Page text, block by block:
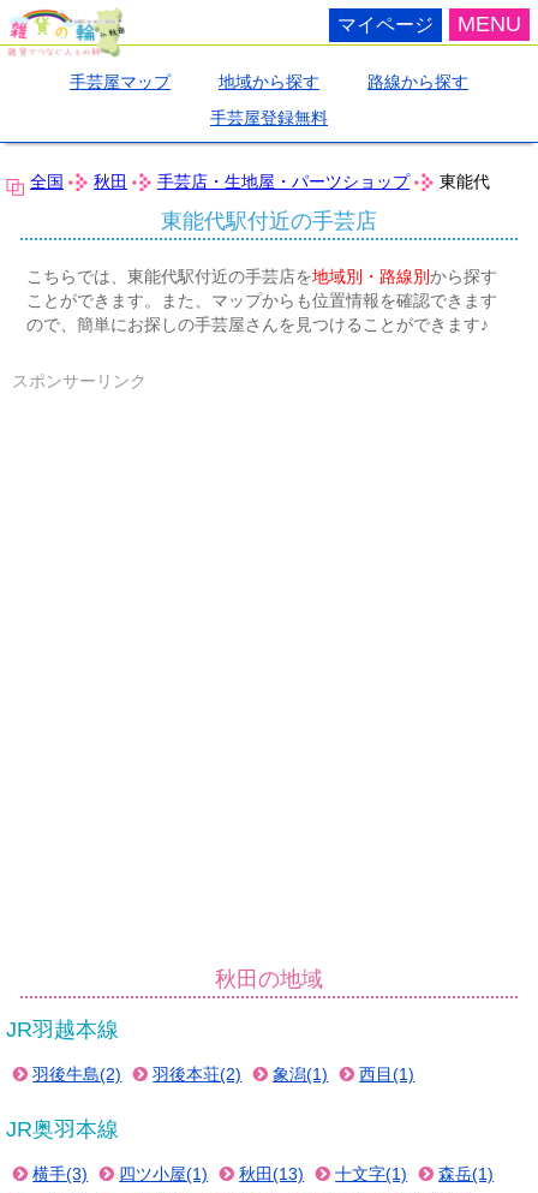
MENU
マイページ
手芸屋マップ 地域から探す
路線から探す
手芸屋登録無料
全国 秋田 手芸店・生地屋・パーツショップ 東能代
東能代駅付近の手芸店
こちらでは、東能代駅付近の手芸店を地域別・路線別から探す
ことができます。また、マップからも位置情報を確認できます
ので、簡単にお探しの手芸屋さんを見つけることができます♪
スポンサーリンク
秋田の地域
JR羽越本線
羽後牛島(2) 羽後本荘(2) 象潟(1) 西目(1)
JR奥羽本線
横手(3) 四ツ小屋(1) 秋田(13) 十文字(1)
森岳(1)